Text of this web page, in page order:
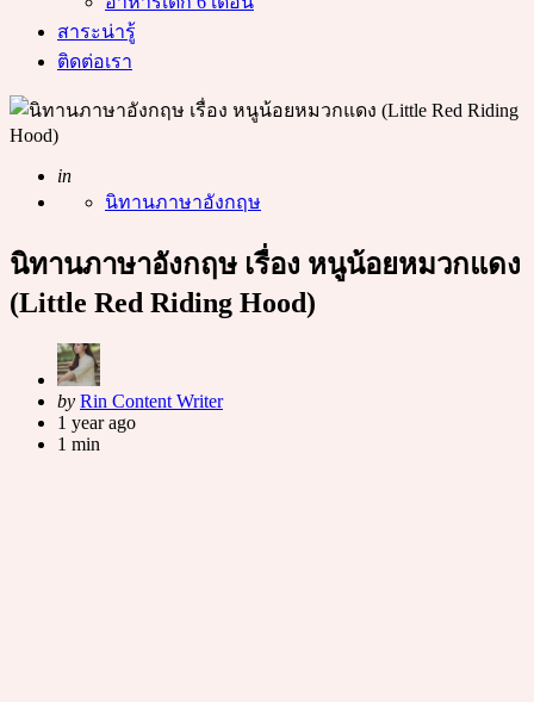
สาระน่ารู้
ติดต่อเรา
Posted
in
นิทานภาษาอังกฤษ
นิทานภาษาอังกฤษ เรื่อง หนูน้อยหมวกแดง
(Little Red Riding Hood)
Posted
by
by Rin Content Writer
1 year ago
1 min